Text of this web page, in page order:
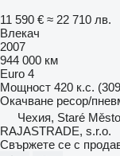
11 590 € ≈ 22 710 лв.
Влекач
2007
944 000 км
Euro 4
Мощност 420 к.с.
Окачване ресор/
Чехия, Staré Město
RAJASTRADE, s.r.o.
Свържете се с